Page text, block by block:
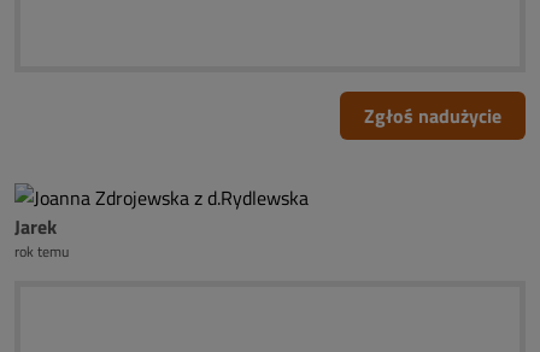
Zgłoś nadużycie
Jarek
rok temu